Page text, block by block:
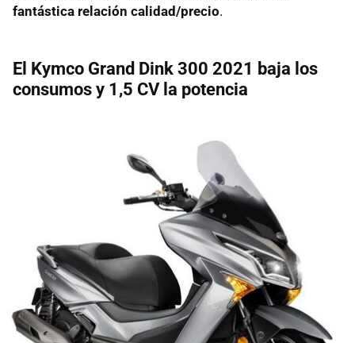
fantástica relación calidad/precio.
El Kymco Grand Dink 300 2021 baja los
consumos y 1,5 CV la potencia